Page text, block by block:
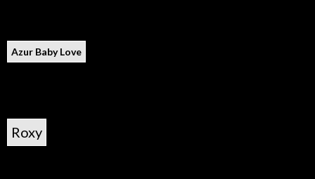
Azur Baby Love
Roxy